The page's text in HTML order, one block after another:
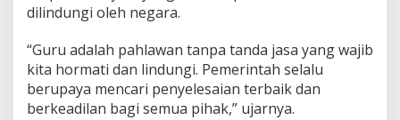
dilindungi oleh negara.
“Guru adalah pahlawan tanpa tanda jasa yang wajib
kita hormati dan lindungi. Pemerintah selalu
berupaya mencari penyelesaian terbaik dan
berkeadilan bagi semua pihak,” ujarnya.